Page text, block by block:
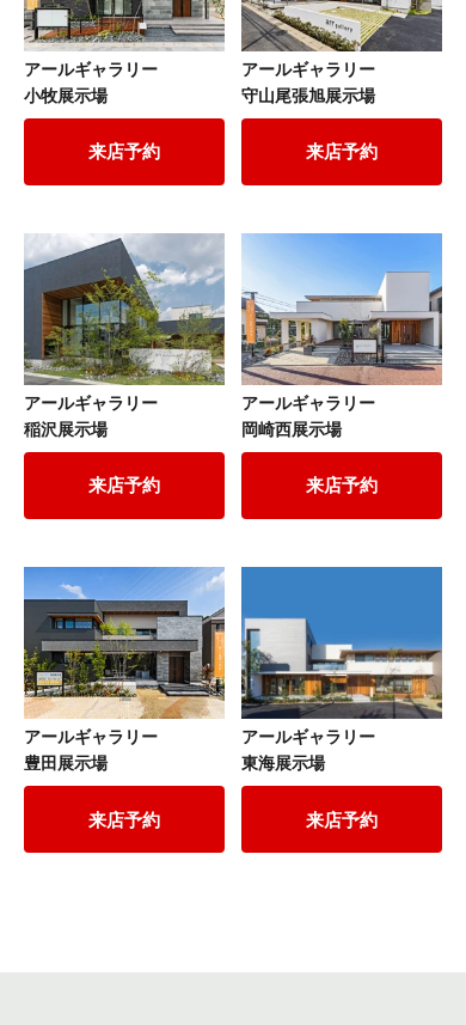
アールギャラリー
小牧展示場
来店予約
アールギャラリー
守山尾張旭展示場
来店予約
アールギャラリー
稲沢展示場
来店予約
アールギャラリー
岡崎西展示場
来店予約
アールギャラリー
豊田展示場
来店予約
アールギャラリー
東海展示場
来店予約